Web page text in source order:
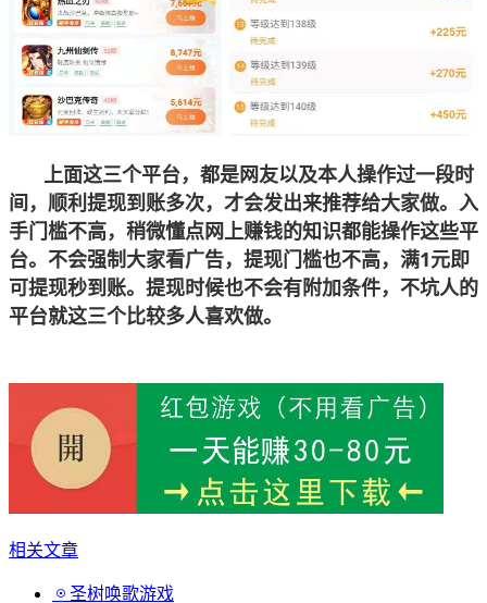
上面这三个平台，都是网友以及本人操作过一段时
间，顺利提现到账多次，才会发出来推荐给大家做。入
手门槛不高，稍微懂点网上赚钱的知识都能操作这些平
台。不会强制大家看广告，提现门槛也不高，满1元即
可提现秒到账。提现时候也不会有附加条件，不坑人的
平台就这三个比较多人喜欢做。
相关文章
圣树唤歌游戏